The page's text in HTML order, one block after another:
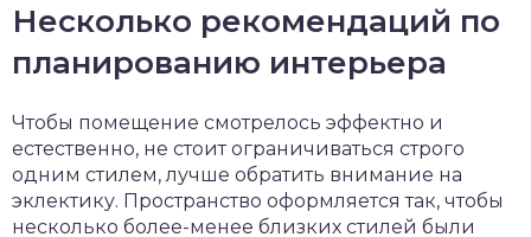
Несколько рекомендаций по
планированию интерьера
Чтобы помещение смотрелось эффектно и
естественно, не стоит ограничиваться строго
одним стилем, лучше обратить внимание на
эклектику. Пространство оформляется так, чтобы
несколько более-менее близких стилей были